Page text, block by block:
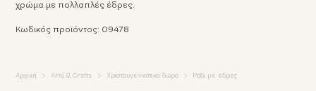
χρώμα με πολλαπλές έδρες.
Κωδικός προϊόντος: 09478
Αρχική Arts & Crafts Χριστουγεννιάτικα δώρα Ρόδι με έδρες